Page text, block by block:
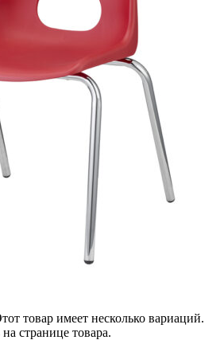
товар имеет несколько вариаций.
странице товара.